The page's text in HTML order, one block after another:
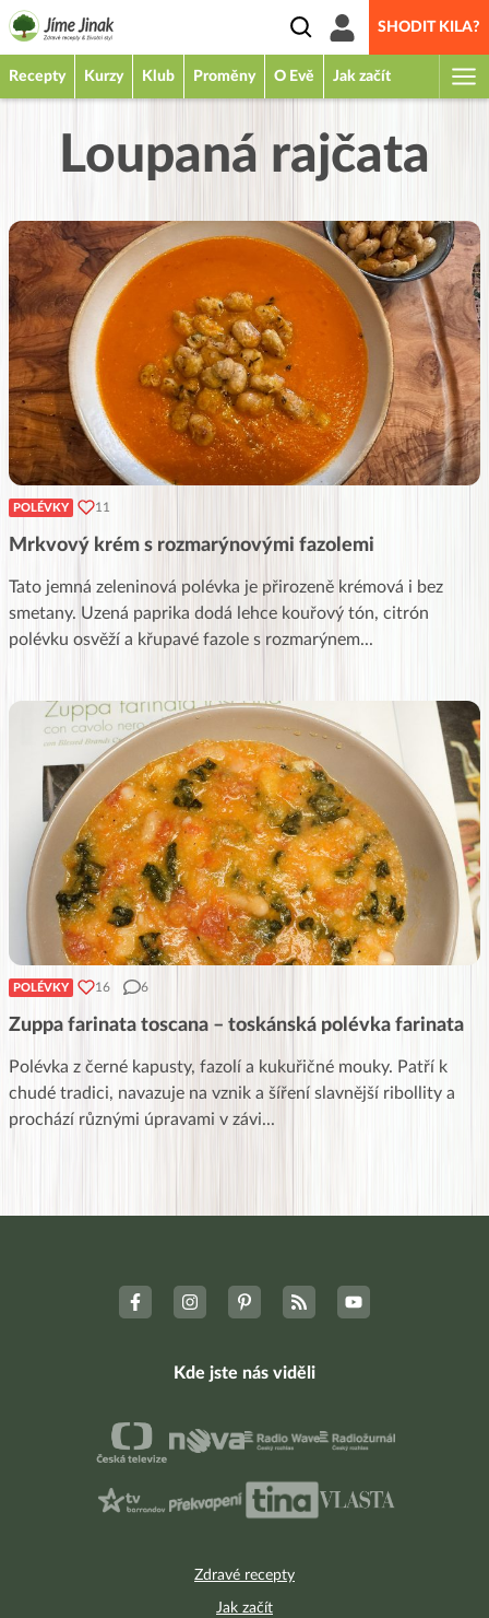
SHODIT KILA?
Recepty Kurzy Klub Proměny O Evě Jak začít
Loupaná rajčata
POLÉVKY 11
Mrkvový krém s rozmarýnovými fazolemi
Tato jemná zeleninová polévka je přirozeně krémová i bez
smetany. Uzená paprika dodá lehce kouřový tón, citrón
polévku osvěží a křupavé fazole s rozmarýnem...
POLÉVKY 16 6
Zuppa farinata toscana – toskánská polévka farinata
Polévka z černé kapusty, fazolí a kukuřičné mouky. Patří k
chudé tradici, navazuje na vznik a šíření slavnější ribollity a
prochází různými úpravami v závi...
Zdravé recepty
Jak začít
Kde jste nás viděli